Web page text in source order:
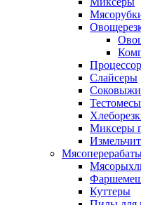
Слайсеры
Тестомесы
Миксеры
Куттеры